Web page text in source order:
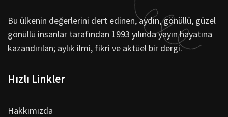
Bu ülkenin değerlerini dert edinen, aydın, gönüllü, güzel
gönüllü insanlar tarafından 1993 yılında yayın hayatına
kazandırılan; aylık ilmi, fikri ve aktüel bir dergi.
Hızlı Linkler
Hakkımızda